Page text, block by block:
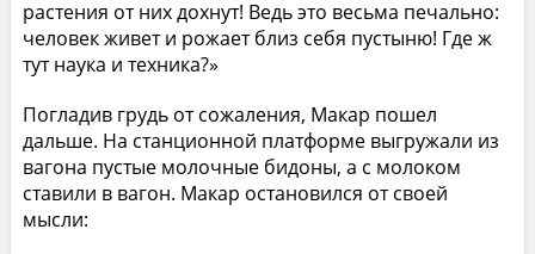
растения от них дохнут! Ведь это весьма печально:
человек живет и рожает близ себя пустыню! Где ж
тут наука и техника?»
Погладив грудь от сожаления, Макар пошел
дальше. На станционной платформе выгружали из
вагона пустые молочные бидоны, а с молоком
ставили в вагон. Макар остановился от своей
мысли: